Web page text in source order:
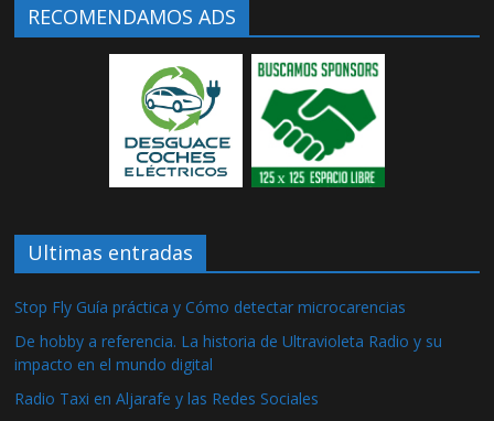
RECOMENDAMOS ADS
Ultimas entradas
Stop Fly Guía práctica y Cómo detectar microcarencias
De hobby a referencia. La historia de Ultravioleta Radio y su
impacto en el mundo digital
Radio Taxi en Aljarafe y las Redes Sociales